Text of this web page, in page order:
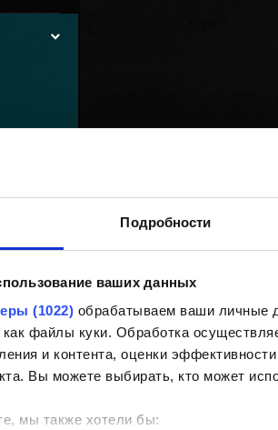
Подробности
ваших данных
(1022) обрабатываем ваши личные
как файлы куки. Обработка
и контента, оценки
Вы можете выбирать, кто может
мы также хотели бы: